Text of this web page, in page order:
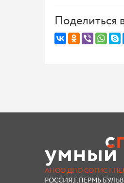
Поделиться
АНОО ДПО СОТИС
РОССИЯ,Г.ПЕРМЬ